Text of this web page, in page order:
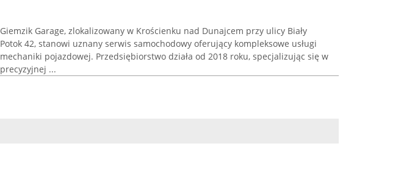
Giemzik Garage, zlokalizowany w Krościenku nad Dunajcem przy ulicy Biały
Potok 42, stanowi uznany serwis samochodowy oferujący kompleksowe usługi
mechaniki pojazdowej. Przedsiębiorstwo działa od 2018 roku, specjalizując się w
precyzyjnej ...